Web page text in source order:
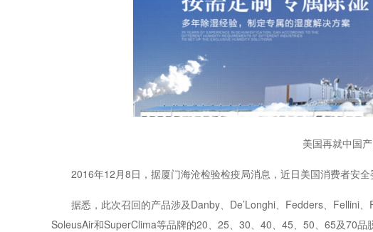
美国再就中国
2016年12月8日，据厦门海沧检验检疫局消息，近日美国消费者安全
据悉，此次召回的产品涉及Danby、De’Longhi、Fedders、Fellini、
SoleusAir和SuperClima等品牌的20、25、30、40、45、50、65及70